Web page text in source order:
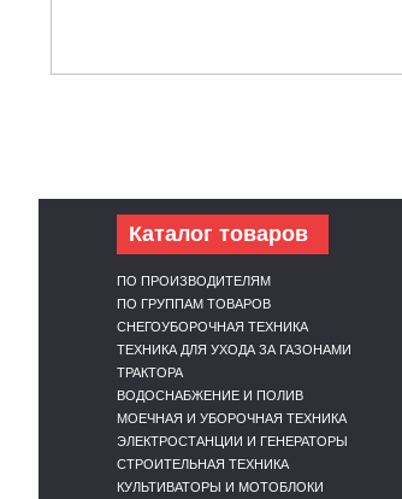
Каталог товаров
ПО ПРОИЗВОДИТЕЛЯМ
ПО ГРУППАМ ТОВАРОВ
СНЕГОУБОРОЧНАЯ ТЕХНИКА
ТЕХНИКА ДЛЯ УХОДА ЗА ГАЗОНАМИ
ТРАКТОРА
ВОДОСНАБЖЕНИЕ И ПОЛИВ
МОЕЧНАЯ И УБОРОЧНАЯ ТЕХНИКА
ЭЛЕКТРОСТАНЦИИ И ГЕНЕРАТОРЫ
СТРОИТЕЛЬНАЯ ТЕХНИКА
КУЛЬТИВАТОРЫ И МОТОБЛОКИ